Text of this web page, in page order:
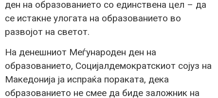
ден на образованието со единствена цел – да
се истакне улогата на образованието во
развојот на светот.
На денешниот Меѓународен ден на
образованието, Социјалдемократскиот сојуз на
Македонија ја испраќа пораката, дека
образованието не смее да биде заложник на